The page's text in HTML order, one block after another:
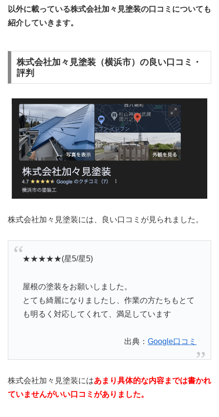
以外に載っている株式会社加々見塗装の口コミについても
紹介していきます。
株式会社加々見塗装（横浜市）の良い口コミ・
評判
株式会社加々見塗装には、良い口コミが見られました。
★★★★★(星5/星5)
屋根の塗装をお願いしました。
とても綺麗になりましたし、作業の方たちもとて
も明るく対応してくれて、満足しています
出典：Google口コミ
株式会社加々見塗装にはあまり具体的な内容までは書かれ
ていませんがいい口コミがありました。